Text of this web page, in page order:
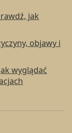
jak
objawy i
wyglądać